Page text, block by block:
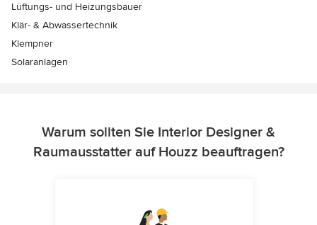
Lüftungs- und Heizungsbauer
Klär- & Abwassertechnik
Klempner
Solaranlagen
Warum sollten Sie Interior Designer &
Raumausstatter auf Houzz beauftragen?